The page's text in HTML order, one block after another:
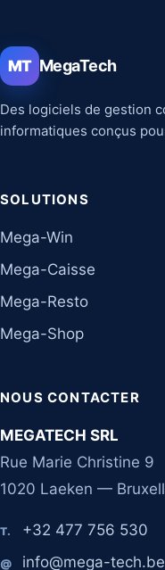
MT MegaTech
Des logiciels de gestion
informatiques conçus
SOLUTIONS
Mega-Win
Mega-Caisse
Mega-Resto
Mega-Shop
NOUS CONTACTER
MEGATECH SRL
Rue Marie Christine 9
1020 Laeken —
T. +32 477 756 530
@ info@mega-tech.be